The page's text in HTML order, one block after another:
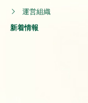
運営組織
新着情報